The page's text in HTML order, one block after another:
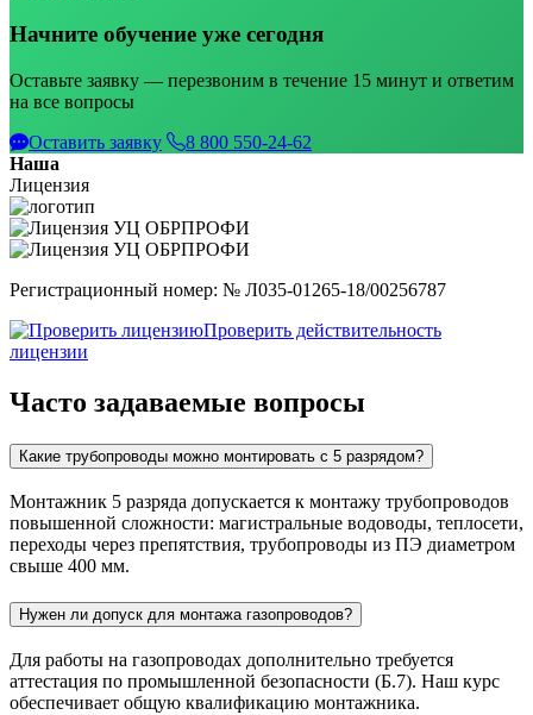
Начните обучение уже сегодня
Оставьте заявку — перезвоним в течение 15 минут и ответим
на все вопросы
Оставить заявку
8 800 550-24-62
Наша
Лицензия
Регистрационный номер: № Л035-01265-18/00256787
Проверить действительность
лицензии
Часто задаваемые вопросы
Какие трубопроводы можно монтировать с 5 разрядом?
Монтажник 5 разряда допускается к монтажу трубопроводов
повышенной сложности: магистральные водоводы, теплосети,
переходы через препятствия, трубопроводы из ПЭ диаметром
свыше 400 мм.
Нужен ли допуск для монтажа газопроводов?
Для работы на газопроводах дополнительно требуется
аттестация по промышленной безопасности (Б.7). Наш курс
обеспечивает общую квалификацию монтажника.